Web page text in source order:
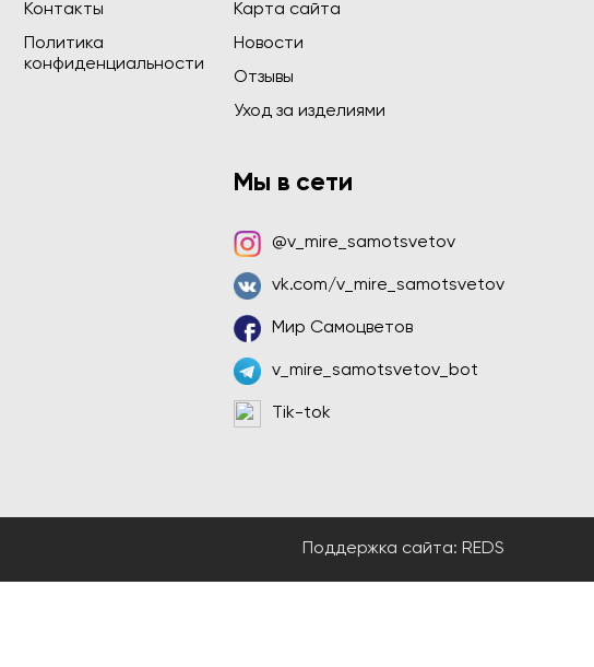
Контакты
Политика
конфиденциальности
Карта сайта
Новости
Отзывы
Уход за изделиями
Мы в сети
@v_mire_samotsvetov
vk.com/v_mire_samotsvetov
Мир Самоцветов
v_mire_samotsvetov_bot
Tik-tok
Поддержка сайта: REDS